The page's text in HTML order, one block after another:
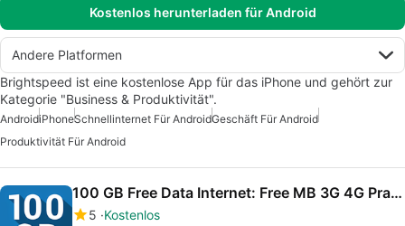
Kostenlos herunterladen für Android
Andere Platformen
Brightspeed ist eine kostenlose App für das iPhone und gehört zur
Kategorie "Business & Produktivität".
AndroidiPhoneSchnellinternet Für AndroidGeschäft Für Android
Produktivität Für Android
100 GB Free Data Internet: Free MB 3G 4G Prank
5 Kostenlos